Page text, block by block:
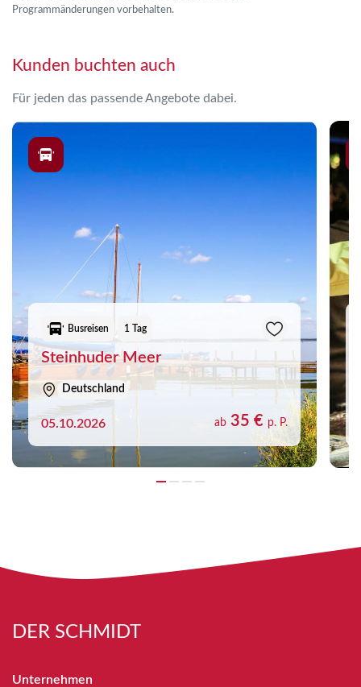
Programmänderungen vorbehalten.
Kunden buchten auch
Für jeden das passende Angebote dabei.
Busreisen 1 Tag
Steinhuder Meer
Deutschland
05.10.2026 ab 35 € p. P.
DER SCHMIDT
Unternehmen